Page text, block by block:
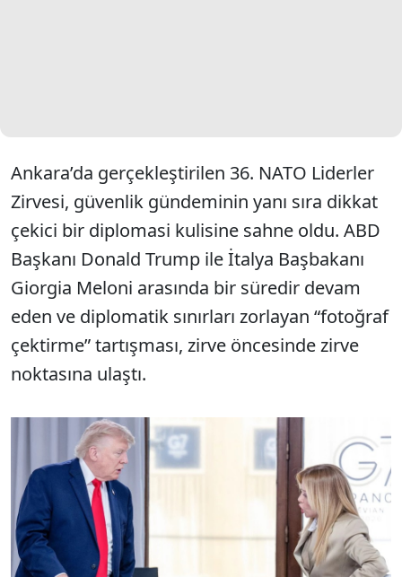
Ankara’da gerçekleştirilen 36. NATO Liderler
Zirvesi, güvenlik gündeminin yanı sıra dikkat
çekici bir diplomasi kulisine sahne oldu. ABD
Başkanı Donald Trump ile İtalya Başbakanı
Giorgia Meloni arasında bir süredir devam
eden ve diplomatik sınırları zorlayan “fotoğraf
çektirme” tartışması, zirve öncesinde zirve
noktasına ulaştı.